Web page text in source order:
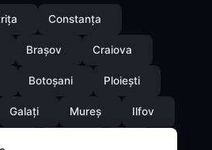
Constanța
Brașov Craiova
Botoșani Ploiești
Galați Mureș Ilfov